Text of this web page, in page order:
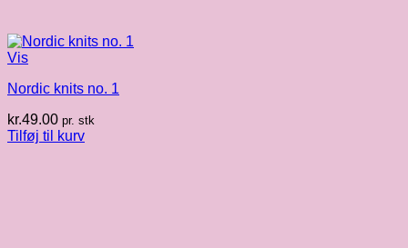
Vis
Nordic knits no. 1
kr.49.00 pr. stk
Tilføj til kurv